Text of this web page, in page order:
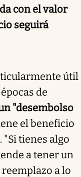
con el valor
seguirá
útil
de
"desembolso
el beneficio
tienes algo
a tener un
a lo